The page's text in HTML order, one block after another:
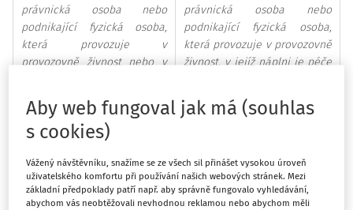
právnická osoba nebo
podnikající fyzická osoba,
která provozuje v
provozovně živnost nebo v
je péče o děti do 3 let věku,
nebo mateřská škola, s
v § 46 odst. 4 větě druhé a
zařízení, do nichž je
docházka povinná, mohou
právnická osoba nebo
podnikající fyzická osoba,
která provozuje v provozovně
živnost, v jejíž náplni je péče
výchova dětí nad 3 roky věku
v předškolních zařízeních,
v § 46 odst. 4 větě druhé a
zařízení, do nichž je
docházka povinná, mohou
Aby web fungoval jak má (souhlas
s cookies)
Vážený návštěvníku, snažíme se ze všech sil přinášet vysokou úroveň
uživatelského komfortu při používání našich webových stránek. Mezi
základní předpoklady patří např. aby správně fungovalo vyhledávání,
abychom vás neobtěžovali nevhodnou reklamou nebo abychom měli